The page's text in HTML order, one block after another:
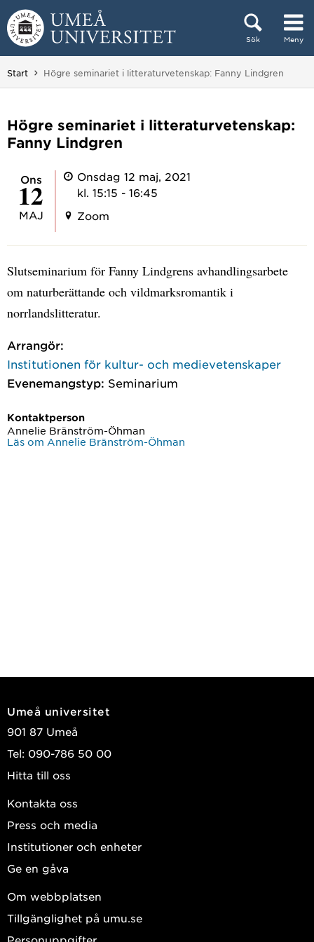
Hoppa direkt till innehållet
Sök Meny
Huvudmenyn dold.
Start Du är här:
Högre seminariet i litteraturvetenskap: Fanny Lindgren
Högre seminariet i litteraturvetenskap:
Fanny Lindgren
ons
12
MAJ
Onsdag 12 maj, 2021
kl. 15:15 - 16:45
Zoom
Slutseminarium för Fanny Lindgrens avhandlingsarbete
om naturberättande och vildmarksromantik i
norrlandslitteratur.
Arrangör:
Institutionen för kultur- och medievetenskaper
Evenemangstyp: Seminarium
Kontaktperson
Annelie Bränström-Öhman
Läs om Annelie Bränström-Öhman
Umeå universitet
901 87 Umeå
Tel: 090-786 50 00
Hitta till oss
Kontakta oss
Press och media
Institutioner och enheter
Ge en gåva
Om webbplatsen
Tillgänglighet på umu.se